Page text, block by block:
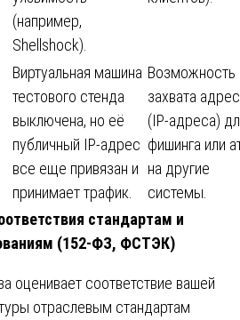
(например,
Shellshock).
Виртуальная машина
тестового стенда
выключена, но её
публичный IP-адрес
все еще привязан и
принимает трафик.
Возможность
захвата
(IP-адреса)
фишинга или
на другие
системы.
стандартам и
(152-ФЗ, ФСТЭК)
оценивает соответствие вашей
отраслевым стандартам